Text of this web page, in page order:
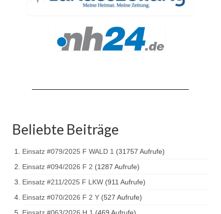
Tanklöschfahrzeug TLF 4000
Gerätewagen Gefahrgut GW-G
GDekonP-LKW
Kommandowagen KdoW
Beliebte Beiträge
Einsatz #079/2025 F WALD 1 (31757 Aufrufe)
Einsatz #094/2026 F 2 (1287 Aufrufe)
Einsatz #211/2025 F LKW (911 Aufrufe)
Einsatz #070/2026 F 2 Y (527 Aufrufe)